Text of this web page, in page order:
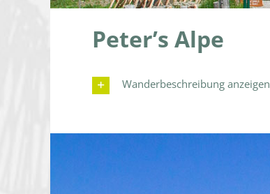
Peter’s Alpe
Wanderbeschreibung anzeigen